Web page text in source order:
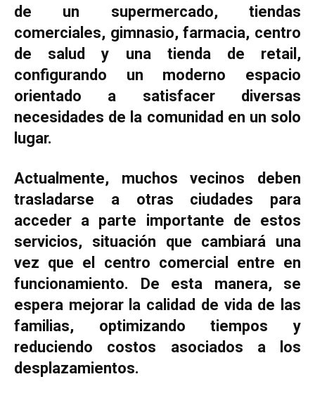
de un supermercado, tiendas
comerciales, gimnasio, farmacia, centro
de salud y una tienda de retail,
configurando un moderno espacio
orientado a satisfacer diversas
necesidades de la comunidad en un solo
lugar.
Actualmente, muchos vecinos deben
trasladarse a otras ciudades para
acceder a parte importante de estos
servicios, situación que cambiará una
vez que el centro comercial entre en
funcionamiento. De esta manera, se
espera mejorar la calidad de vida de las
familias, optimizando tiempos y
reduciendo costos asociados a los
desplazamientos.